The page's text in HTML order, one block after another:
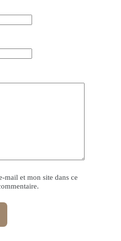
mail et mon site dans ce